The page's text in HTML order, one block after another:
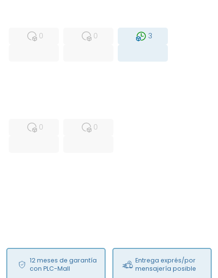
0
0
3
0
0
12 meses de garantía
con PLC-Mall
Entrega exprés/por
mensajería posible